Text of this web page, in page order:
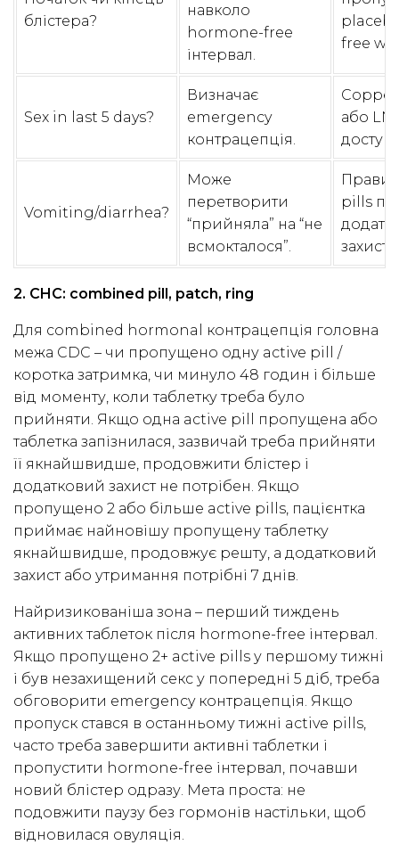
блістера?
навколо
hormone-free
інтервал.
free
Sex in last 5 days?
Визначає
emergency
контрацепція.
Copper
або
Vomiting/diarrhea?
Може
перетворити
“прийняла” на “не
всмокталося”.
pills
захист.
2. CHC: combined pill, patch, ring
Для combined hormonal контрацепція головна
межа CDC – чи пропущено одну active pill /
коротка затримка, чи минуло 48 годин і більше
від моменту, коли таблетку треба було
прийняти. Якщо одна active pill пропущена або
таблетка запізнилася, зазвичай треба прийняти
її якнайшвидше, продовжити блістер і
додатковий захист не потрібен. Якщо
пропущено 2 або більше active pills, пацієнтка
приймає найновішу пропущену таблетку
якнайшвидше, продовжує решту, а додатковий
захист або утримання потрібні 7 днів.
Найризикованіша зона – перший тиждень
активних таблеток після hormone-free інтервал.
Якщо пропущено 2+ active pills у першому тижні
і був незахищений секс у попередні 5 діб, треба
обговорити emergency контрацепція. Якщо
пропуск стався в останньому тижні active pills,
часто треба завершити активні таблетки і
пропустити hormone-free інтервал, почавши
новий блістер одразу. Мета проста: не
подовжити паузу без гормонів настільки, щоб
відновилася овуляція.